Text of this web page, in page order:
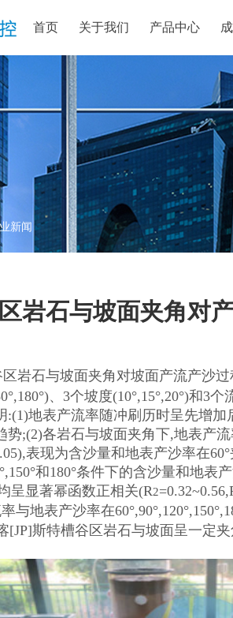
首页 关于我们 产品中心
新闻
岩石与坡面夹角对
岩石与坡面夹角对坡面产流产沙
、3个坡度(10°,15°,20°)和
:(1)地表产流率随冲刷历时呈先增
势;(2)各岩石与坡面夹角下,地表产
表现为含沙量和地表产沙率在
和180°条件下的含沙量和地表
呈显著幂函数正相关(R2=0.32~0.56,
与地表产沙率在
[JP]斯特槽谷区岩石与坡面呈一定